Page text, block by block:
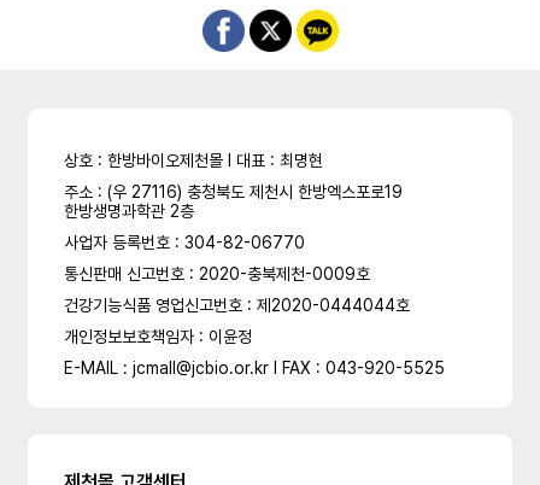
상호 : 한방바이오제천몰 l 대표 : 최명현
주소 : (우 27116) 충청북도 제천시 한방엑스포로19
한방생명과학관 2층
사업자 등록번호 : 304-82-06770
통신판매 신고번호 : 2020-충북제천-0009호
건강기능식품 영업신고번호 : 제2020-0444044호
개인정보보호책임자 : 이윤정
E-MAIL : jcmall@jcbio.or.kr l FAX : 043-920-5525